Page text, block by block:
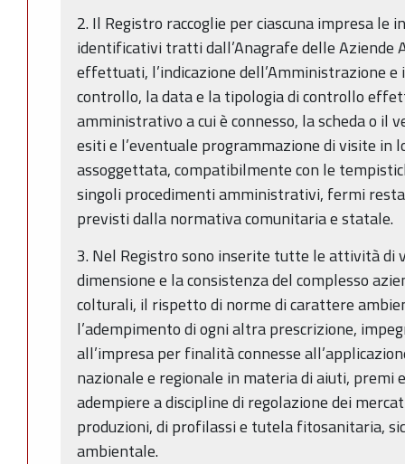
2. Il Registro raccoglie per ciascuna impresa
identificativi tratti dall’Anagrafe delle Aziende
effettuati, l’indicazione dell’Amministrazione
controllo, la data e la tipologia di controllo
amministrativo a cui è connesso, la scheda o il
esiti e l’eventuale programmazione di visite in
assoggettata, compatibilmente con le
singoli procedimenti amministrativi, fermi
previsti dalla normativa comunitaria e statale.
3. Nel Registro sono inserite tutte le attività di
dimensione e la consistenza del complesso
colturali, il rispetto di norme di carattere
l’adempimento di ogni altra prescrizione,
all’impresa per finalità connesse
nazionale e regionale in materia di aiuti, premi
adempiere a discipline di regolazione dei
produzioni, di profilassi e tutela fitosanitaria,
ambientale.